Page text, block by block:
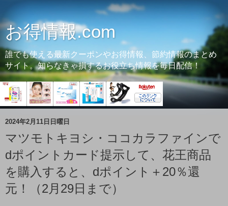
お得情報.com
誰でも使える最新クーポンやお得情報、節約情報のまとめ
サイト。知らなきゃ損するお役立ち情報を毎日配信！
2024年2月11日日曜日
マツモトキヨシ・ココカラファインで
dポイントカード提示して、花王商品
を購入すると、dポイント＋20％還
元！（2月29日まで）